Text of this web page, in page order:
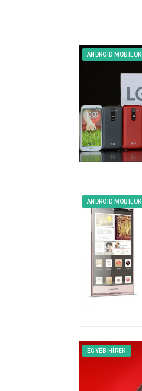
ANDROID MOBILOK
ANDROID MOBILOK
EGYÉB HÍREK